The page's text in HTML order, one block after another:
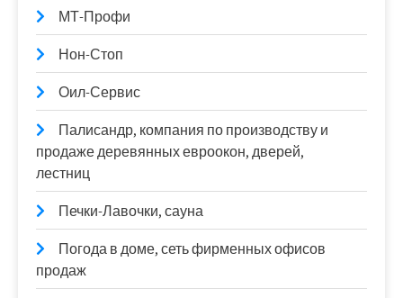
МТ-Профи
Нон-Стоп
Оил-Сервис
Палисандр, компания по производству и
продаже деревянных евроокон, дверей,
лестниц
Печки-Лавочки, сауна
Погода в доме, сеть фирменных офисов
продаж